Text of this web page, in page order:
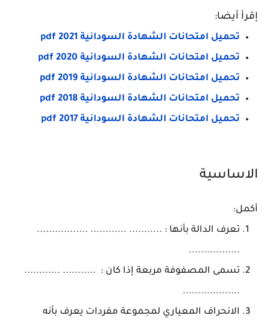
إقرأ أيضا:
تحميل امتحانات الشهادة السودانية 2021 pdf
تحميل امتحانات الشهادة السودانية 2020 pdf
تحميل امتحانات الشهادة السودانية pdf 2019
تحميل امتحانات الشهادة السودانية 2018 pdf
تحميل امتحانات الشهادة السودانية pdf 2017
الاساسية
أكمل:
تعرف الدالة بأنها : ........... ............ .................
.................
تسمى المصفوفة مربعة إذا كان : ........... ............
...................
الانحراف المعياري لمجموعة مفردات يعرف بأنه